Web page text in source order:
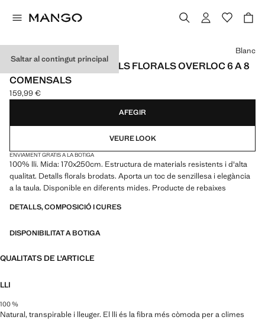
Saltar al contingut principal
ESTOVALLES LLI DETALLS FLORALS OVERLOC 6 A 8
COMENSALS
Preu actual [159,99 € ]
159,99 €
Selecciona un color
Blanc
AFEGIR
VEURE LOOK
ENVIAMENT GRATIS A LA BOTIGA
100% lli. Mida: 170x250cm. Estructura de materials resistents i d'alta
qualitat. Detalls florals brodats. Aporta un toc de senzillesa i elegància
a la taula. Disponible en diferents mides. Producte de rebaixes
DETALLS, COMPOSICIÓ I CURES
DISPONIBILITAT A BOTIGA
QUALITATS DE L'ARTICLE
LLI
100 %
Natural, transpirable i lleuger. El lli és la fibra més còmoda per a climes